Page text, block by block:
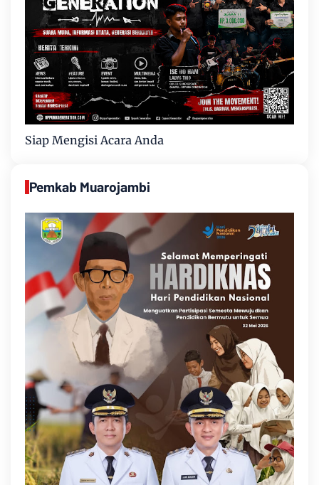
Siap Mengisi Acara Anda
Pemkab Muarojambi